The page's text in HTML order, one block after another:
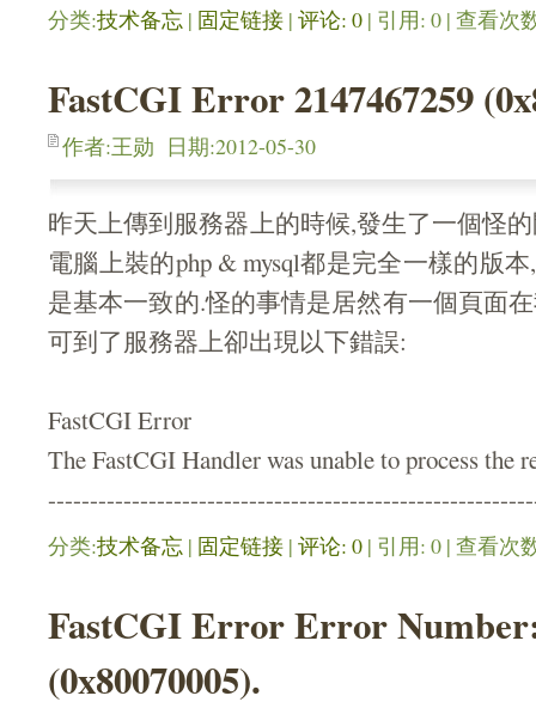
分类:技术备忘 | 固定链接 | 评论: 0 | 引用: 0 | 查看次
FastCGI Error 2147467259
作者:王勋 日期:2012-05-30
昨天上傳到服務器上的時候,發生了一個怪
電腦上裝的php & mysql都是完全一樣的版
是基本一致的.怪的事情是居然有一個頁面
可到了服務器上卻出現以下錯誤:
FastCGI Error
The FastCGI Handler was unable to process the
分类:技术备忘 | 固定链接 | 评论: 0 | 引用: 0 | 查看次
FastCGI Error Error
(0x80070005).